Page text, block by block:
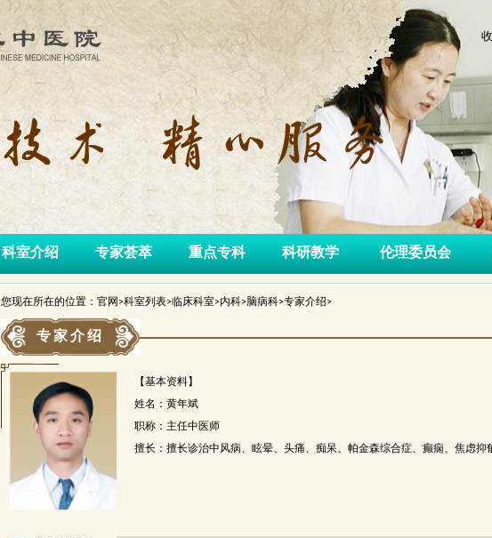
科室介绍 专家荟萃 重点专科 科研教学 伦理委员会
您现在所在的位置：官网>科室列表>临床科室>内科>脑病科>专家介绍>
专家介绍
【基本资料】
姓名：黄年斌
职称：主任中医师
擅长：擅长诊治中风病、眩晕、头痛、痴呆、帕金森综合症、癫痫、焦虑抑